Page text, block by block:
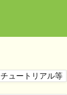
ュートリアル等